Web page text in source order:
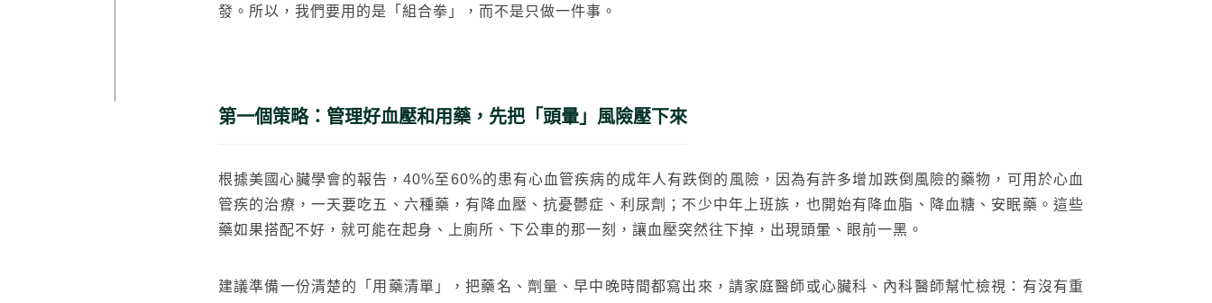
發。所以，我們要用的是「組合拳」，而不是只做一件事。
第一個策略：管理好血壓和用藥，先把「頭暈」風險壓下來
根據美國心臟學會的報告，40%至60%的患有心血管疾病的成年人有跌倒的風險，因為有許多增加跌倒風險的藥物，可用於心血
管疾的治療，一天要吃五、六種藥，有降血壓、抗憂鬱症、利尿劑；不少中年上班族，也開始有降血脂、降血糖、安眠藥。這些
藥如果搭配不好，就可能在起身、上廁所、下公車的那一刻，讓血壓突然往下掉，出現頭暈、眼前一黑。
建議準備一份清楚的「用藥清單」，把藥名、劑量、早中晚時間都寫出來，請家庭醫師或心臟科、內科醫師幫忙檢視：有沒有重